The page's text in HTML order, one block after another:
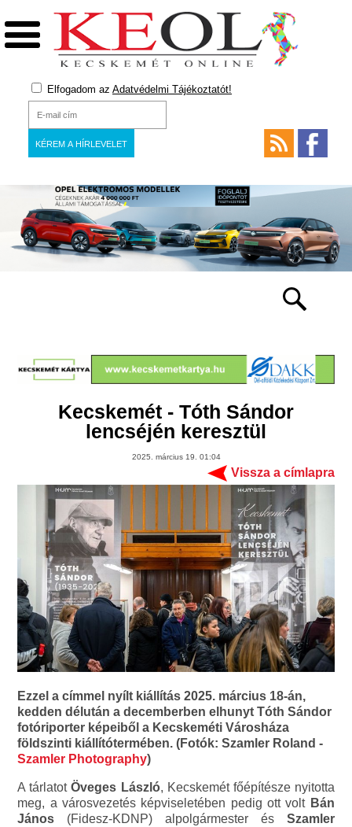
Elfogadom az Adatvédelmi Tájékoztatót!
Kecskemét - Tóth Sándor
lencséjén keresztül
2025. március 19. 01:04
Vissza a címlapra
Ezzel a címmel nyílt kiállítás 2025. március 18-án,
kedden délután a decemberben elhunyt Tóth Sándor
fotóriporter képeiből a Kecskeméti Városháza
földszinti kiállítótermében. (Fotók: Szamler Roland -
Szamler Photography)
A tárlatotÖveges László, Kecskemét főépítésze nyitotta
meg, a városvezetés képviseletében pedig ott volt Bán
János (Fidesz-KDNP) alpolgármester és Szamler